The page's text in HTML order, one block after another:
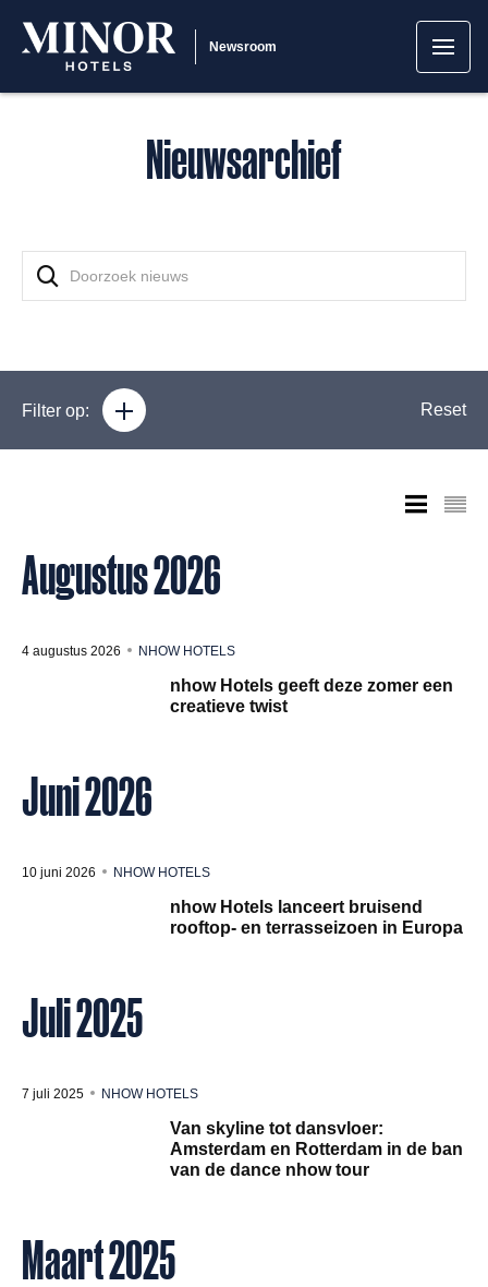
Newsroom
Nieuwsarchief
Filter op: Reset
Augustus 2026
4 augustus 2026 NHOW HOTELS
nhow Hotels geeft deze zomer een
creatieve twist
Juni 2026
10 juni 2026 NHOW HOTELS
nhow Hotels lanceert bruisend
rooftop- en terrasseizoen in Europa
Juli 2025
7 juli 2025 NHOW HOTELS
Van skyline tot dansvloer:
Amsterdam en Rotterdam in de ban
van de dance nhow tour
Maart 2025